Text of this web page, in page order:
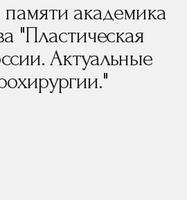
академика
"Пластическая
Актуальные